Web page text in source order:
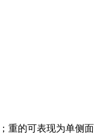
的可表现为单侧